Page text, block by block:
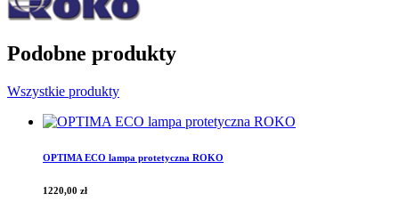
Podobne produkty
Wszystkie produkty
OPTIMA ECO lampa protetyczna ROKO
1220,00 zł